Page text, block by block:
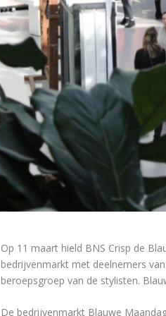
Op 11 maart hield BNS Crisp de
bedrijvenmarkt met deelnemers
beroepsgroep van de stylisten.
De bedrijvenmarkt Blauwe